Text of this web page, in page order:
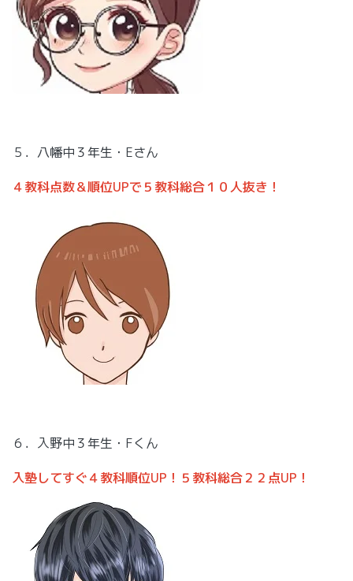
５．八幡中３年生・Eさん
４教科点数＆順位UPで５教科総合１０人抜き！
６．入野中３年生・Fくん
入塾してすぐ４教科順位UP！５教科総合２２点UP！